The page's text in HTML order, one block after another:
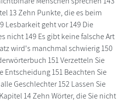
13 Zehn Punkte, die es beim
Lesbarkeit geht vor 149 Die
nicht 149 Es gibt keine falsche Art
wird's manchmal schwierig 150
151 Verzetteln Sie
Entscheidung 151 Beachten Sie
Geschlechter 152 Lassen Sie
14 Zehn Wörter, die Sie nicht